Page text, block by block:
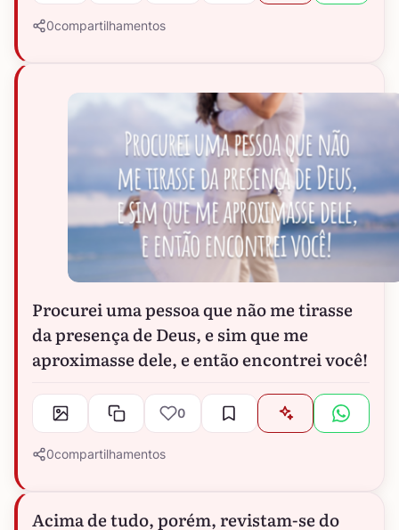
0compartilhamentos
Procurei uma pessoa que não me tirasse
da presença de Deus, e sim que me
aproximasse dele, e então encontrei você!
0
0compartilhamentos
Acima de tudo, porém, revistam-se do